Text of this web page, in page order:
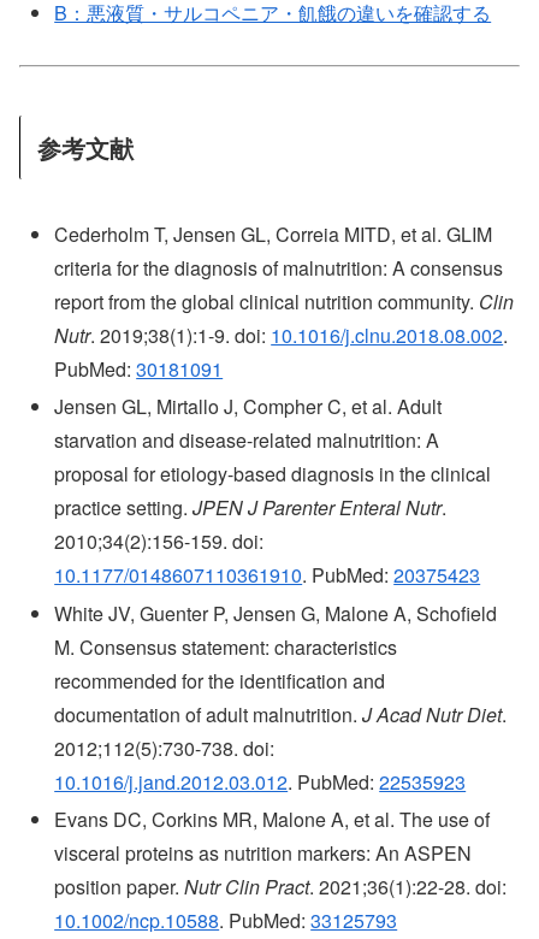
B：悪液質・サルコペニア・飢餓の違いを確認する
参考文献
Cederholm T, Jensen GL, Correia MITD, et al. GLIM
criteria for the diagnosis of malnutrition: A consensus
report from the global clinical nutrition community. Clin
Nutr. 2019;38(1):1-9. doi: 10.1016/j.clnu.2018.08.002.
PubMed:30181091
Jensen GL, Mirtallo J, Compher C, et al. Adult
starvation and disease-related malnutrition: A
proposal for etiology-based diagnosis in the clinical
practice setting.JPEN J Parenter Enteral Nutr.
2010;34(2):156-159. doi:
10.1177/0148607110361910. PubMed:20375423
White JV, Guenter P, Jensen G, Malone A, Schofield
M. Consensus statement: characteristics
recommended for the identification and
documentation of adult malnutrition.J Acad Nutr Diet.
2012;112(5):730-738. doi:
10.1016/j.jand.2012.03.012. PubMed:22535923
Evans DC, Corkins MR, Malone A, et al. The use of
visceral proteins as nutrition markers: An ASPEN
position paper.Nutr Clin Pract. 2021;36(1):22-28. doi:
10.1002/ncp.10588. PubMed:33125793